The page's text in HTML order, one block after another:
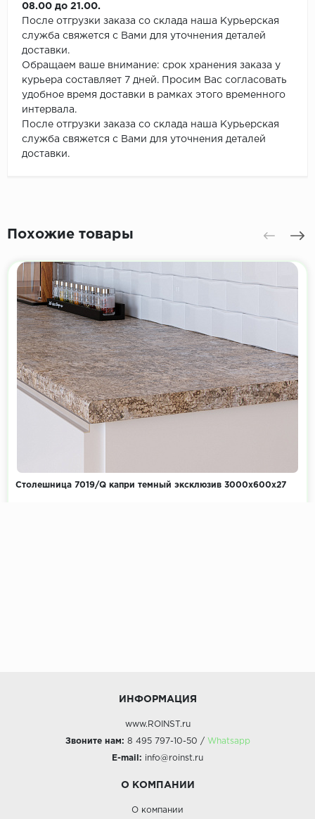
08.00 до 21.00.
После отгрузки заказа со склада наша Курьерская
служба свяжется с Вами для уточнения деталей
доставки.
Обращаем ваше внимание: срок хранения заказа у
курьера составляет 7 дней. Просим Вас согласовать
удобное время доставки в рамках этого временного
интервала.
После отгрузки заказа со склада наша Курьерская
служба свяжется с Вами для уточнения деталей
доставки.
Похожие товары
Столешница 7019/Q капри темный эксклюзив 3000х600х27
ИНФОРМАЦИЯ
www.ROINST.ru
Звоните нам: 8 495 797-10-50 / Whatsapp
E-mail: info@roinst.ru
О КОМПАНИИ
О компании